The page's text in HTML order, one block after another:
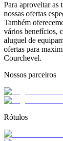
Para aproveitar as
nossas ofertas
Também
vários benefícios,
aluguel de
ofertas para
Courchevel.
Nossos parceiros
Rótulos